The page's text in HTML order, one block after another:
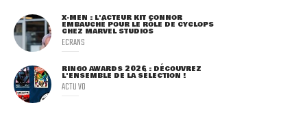
X-MEN : L'ACTEUR KIT CONNOR
EMBAUCHÉ POUR LE RÔLE DE CYCLOPS
CHEZ MARVEL STUDIOS
ECRANS
RINGO AWARDS 2026 : DÉCOUVREZ
L'ENSEMBLE DE LA SÉLECTION !
ACTU VO